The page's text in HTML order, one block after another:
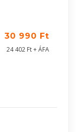
30 990 Ft
24 402 Ft + ÁFA